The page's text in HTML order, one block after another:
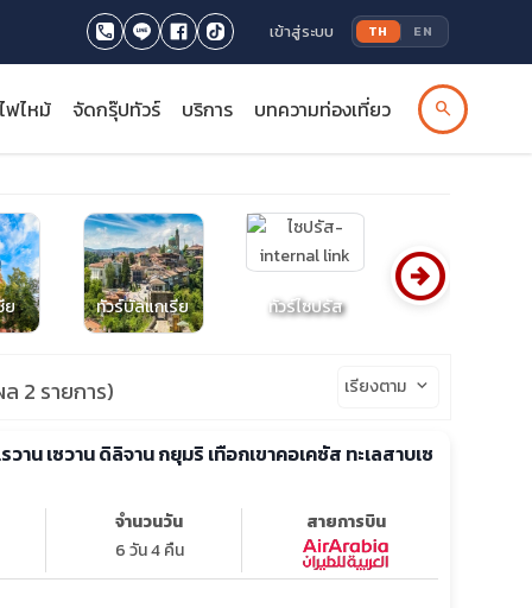
เข้าสู่ระบบ TH EN
ฟไหม้ จัดกรุ๊ปทัวร์ บริการ บทความท่องเที่ยว search
ย ทัวร์บัลแกเรีย ทัวร์ไซปรัส ทัวร์โปรตุเกส
arrow_circle_right
2 รายการ) เรียงตาม keyboard_arrow_down
วาน เซวาน ดิลิจาน กยุมริ เทือกเขาคอเคซัส ทะเลสาบเซ
จำนวนวัน
6 วัน 4 คืน
สายการบิน